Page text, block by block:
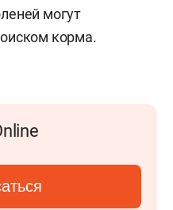
могут
корма.